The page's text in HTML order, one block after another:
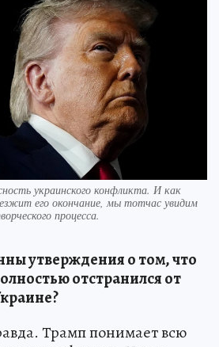
украинского конфликта. И как
его окончание, мы тотчас увидим
процесса.
утверждения о том, что
отстранился от
Трамп понимает всю